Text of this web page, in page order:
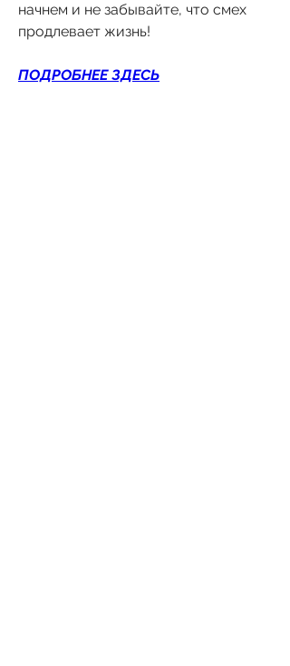
начнем и не забывайте, что смех
продлевает жизнь!
ПОДРОБНЕЕ ЗДЕСЬ